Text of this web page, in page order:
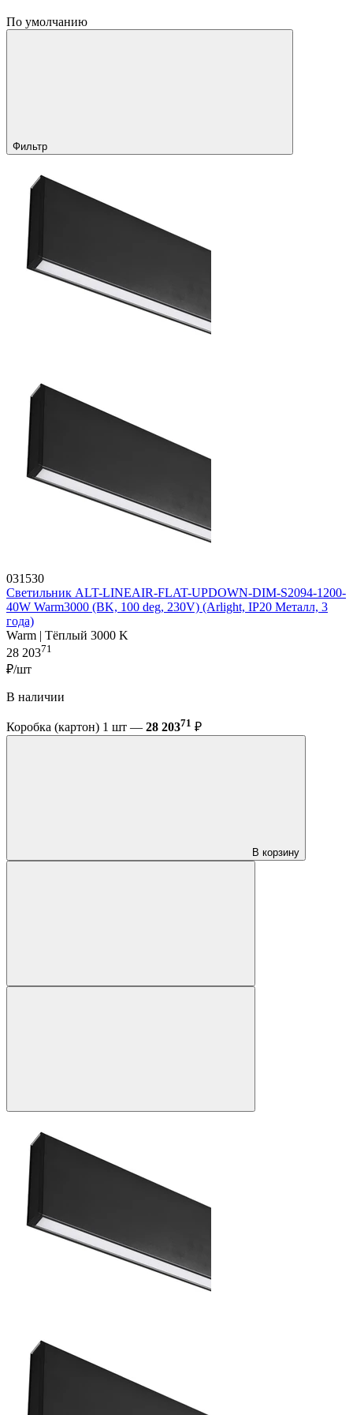
По умолчанию
Фильтр
031530
Светильник ALT-LINEAIR-FLAT-UPDOWN-DIM-S2094-1200-
40W Warm3000 (BK, 100 deg, 230V) (Arlight, IP20 Металл, 3
года)
Warm | Тёплый 3000 K
28 20371
₽/шт
В наличии
Коробка (картон) 1 шт — 28 20371 ₽
В корзину